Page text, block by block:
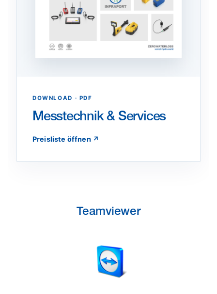
DOWNLOAD · PDF
Messtechnik & Services
Preisliste öffnen ↗
Teamviewer